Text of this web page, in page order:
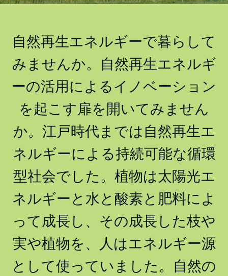
自然再生エネルギーで暮らして
みませんか。自然再生エネルギ
ーの活用によるイノベーション
を起こす扉を開いてみません
か。江戸時代までは自然再生エ
ネルギーによる持続可能な循環
型社会でした。植物は太陽光エ
ネルギーと水と酸素と肥料によ
って成長し、その成長した枝や
実や植物を、人はエネルギー源
として使っていました。自然の